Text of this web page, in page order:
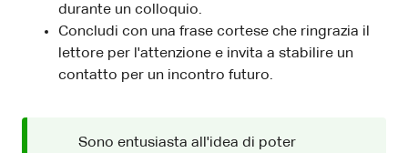
durante un colloquio.
Concludi con una frase cortese che ringrazia il
lettore per l'attenzione e invita a stabilire un
contatto per un incontro futuro.
Sono entusiasta all'idea di poter